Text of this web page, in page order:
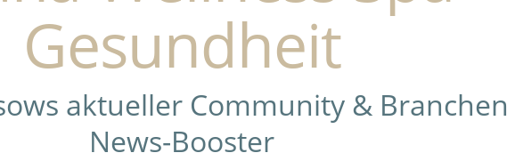
Gesundheit
aktueller Community & Branchen
News-Booster